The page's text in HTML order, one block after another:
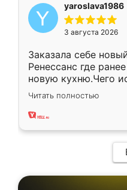
yaroslava1986
3 августа 2026
Заказала себе
Ренессанс где
новую кухню.Чего
вполне довольна.
два года, нареканий
Читать полностью